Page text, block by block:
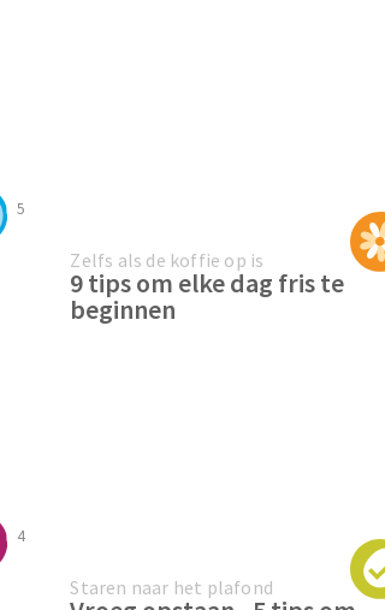
5
Zelfs als de koffie op is
9 tips om elke dag fris te
beginnen
4
Staren naar het plafond